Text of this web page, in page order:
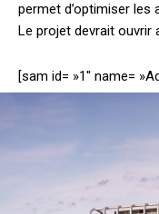
permet d’optimiser les
Le projet devrait ouvrir
[sam id= »1″ name=